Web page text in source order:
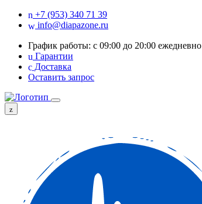
+7 (953) 340 71 39
info@diapazone.ru
График работы: с 09:00 до 20:00 ежедневно
Гарантии
Доставка
Оставить запрос